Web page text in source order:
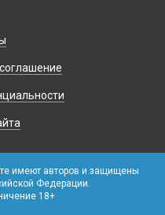
имеют авторов и защищены
Федерации.
18+